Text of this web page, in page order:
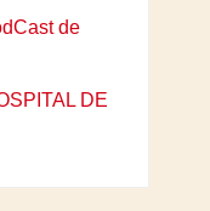
de
DE